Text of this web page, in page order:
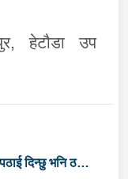
हेटौडा उप
दिन्छु भनि ठगी